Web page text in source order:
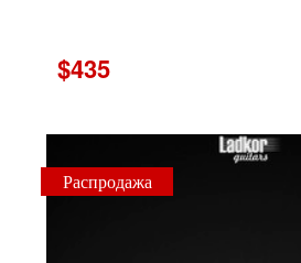
$435
Распродажа